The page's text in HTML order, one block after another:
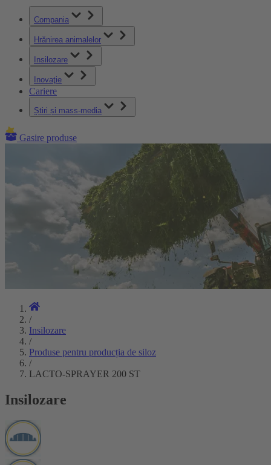
Compania
Hrănirea animalelor
Insilozare
Inovaţie
Cariere
Știri și mass-media
Gasire produse
/
Insilozare
/
Produse pentru producția de siloz
/
LACTO-SPRAYER 200 ST
Insilozare